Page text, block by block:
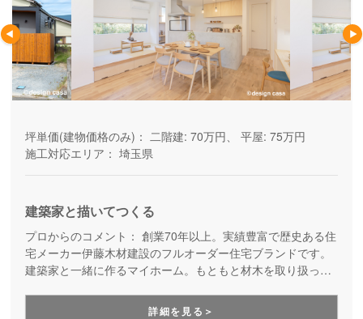
坪単価(建物価格のみ)： 二階建: 70万円、 平屋: 75万円
施工対応エリア： 埼玉県
建築家と描いてつくる
プロからのコメント： 創業70年以上。実績豊富で歴史ある住
宅メーカー伊藤木材建設のフルオーダー住宅ブランドです。
建築家と一緒に作るマイホーム。もともと材木を取り扱って
詳細を見る＞